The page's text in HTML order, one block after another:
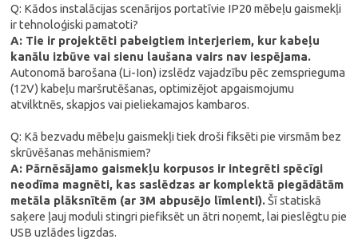
Q: Kādos instalācijas scenārijos portatīvie IP20 mēbeļu gaismekļi
ir tehnoloģiski pamatoti?
A: Tie ir projektēti pabeigtiem interjeriem, kur kabeļu
kanālu izbūve vai sienu laušana vairs nav iespējama.
Autonomā barošana (Li-Ion) izslēdz vajadzību pēc zemsprieguma
(12V) kabeļu maršrutēšanas, optimizējot apgaismojumu
atvilktnēs, skapjos vai pieliekamajos kambaros.
Q: Kā bezvadu mēbeļu gaismekļi tiek droši fiksēti pie virsmām bez
skrūvēšanas mehānismiem?
A: Pārnēsājamo gaismekļu korpusos ir integrēti spēcīgi
neodīma magnēti, kas saslēdzas ar komplektā piegādātām
metāla plāksnītēm (ar 3M abpusējo līmlenti).Šī statiskā
saķere ļauj moduli stingri piefiksēt un ātri noņemt, lai pieslēgtu pie
USB uzlādes ligzdas.